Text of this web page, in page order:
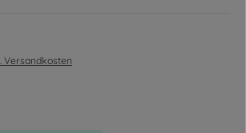
Versandkosten
von 0 von 5 Sternen